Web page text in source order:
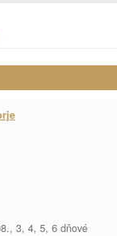
3, 4, 5, 6 dňové